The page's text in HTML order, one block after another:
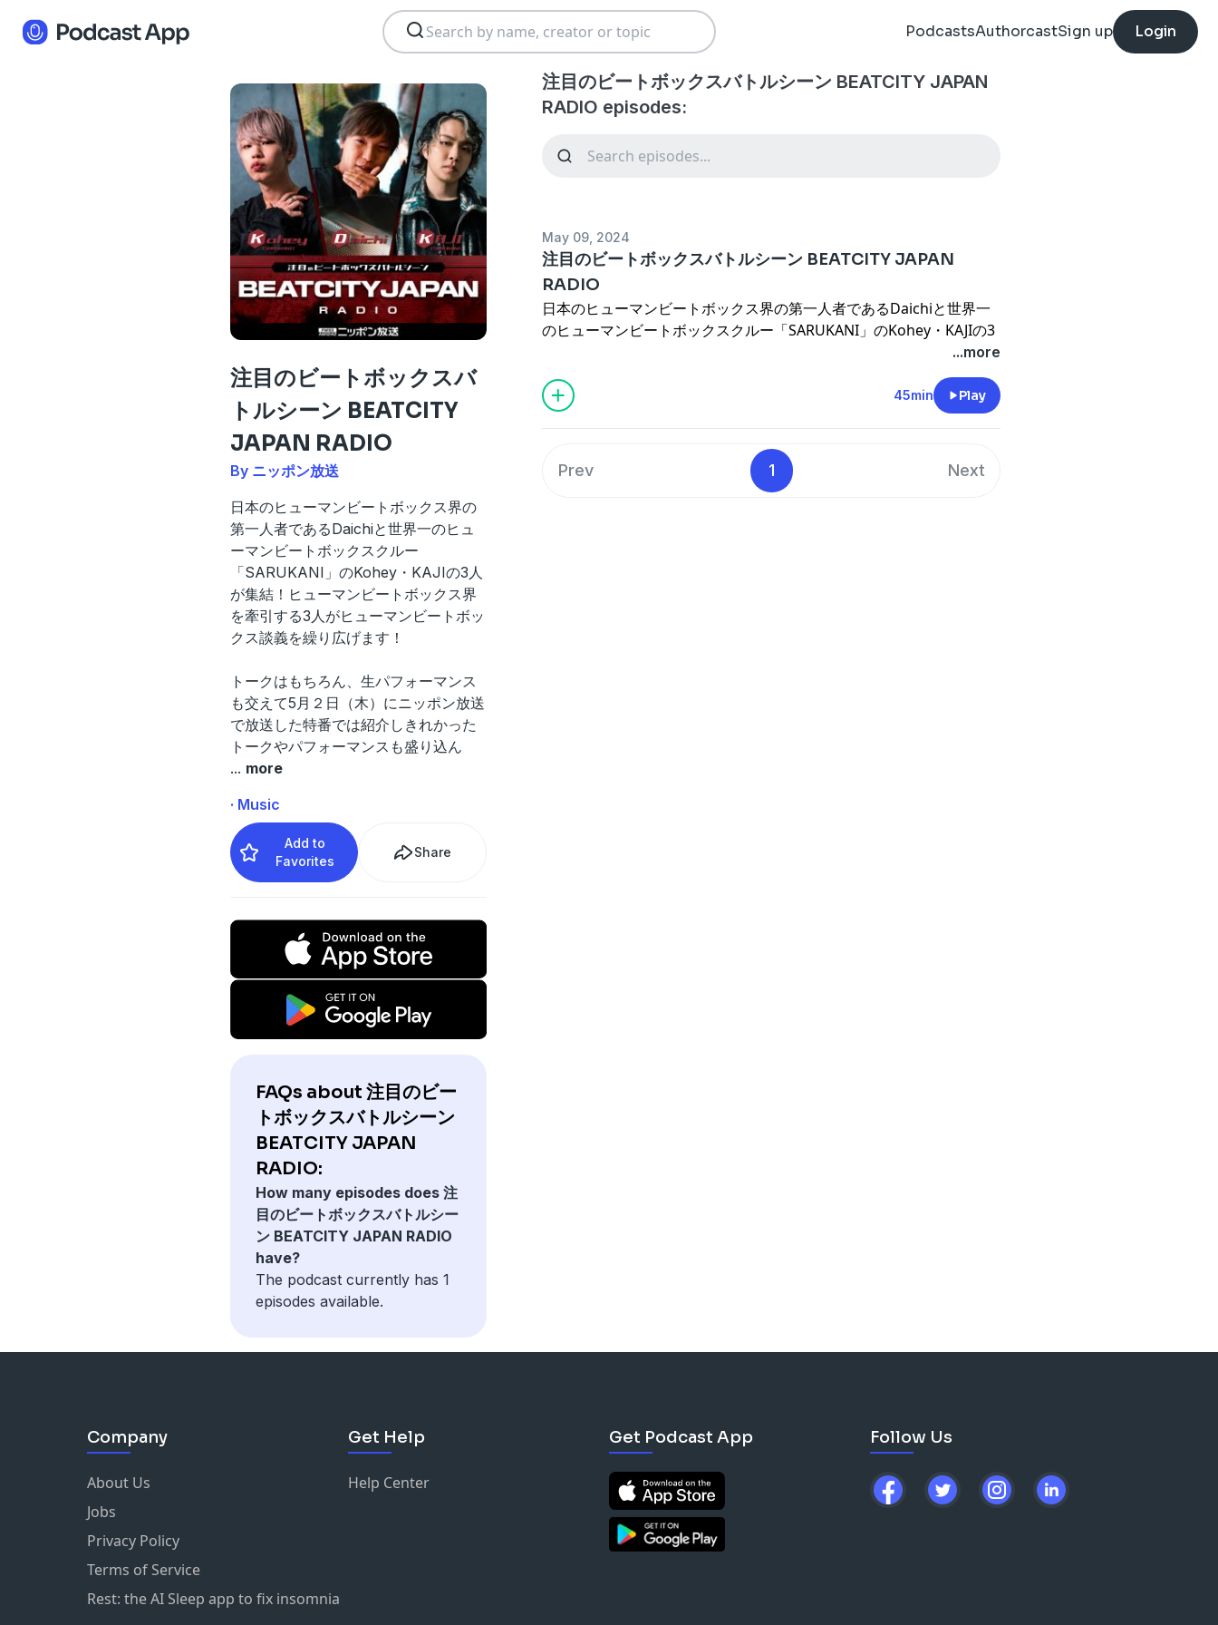
PodcastsAuthorcastSign up Login
注目のビートボックスバ
トルシーン BEATCITY
JAPAN RADIO
By ニッポン放送
日本のヒューマンビートボックス界の
第一人者であるDaichiと世界一のヒュ
ーマンビートボックスクルー
「SARUKANI」のKohey・KAJIの3人
が集結！ヒューマンビートボックス界
を牽引する3人がヒューマンビートボッ
クス談義を繰り広げます！
トークはもちろん、生パフォーマンス
も交えて5月２日（木）にニッポン放送
で放送した特番では紹介しきれかった
トークやパフォーマンスも盛り込ん
... more
· Music
Add to
Favorites
Share
FAQs about 注目のビー
トボックスバトルシーン
BEATCITY JAPAN
RADIO:
How many episodes does 注
目のビートボックスバトルシー
ン BEATCITY JAPAN RADIO
have?
The podcast currently has 1
episodes available.
注目のビートボックスバトルシーン BEATCITY JAPAN
RADIO episodes:
May 09, 2024
注目のビートボックスバトルシーン BEATCITY JAPAN
RADIO
日本のヒューマンビートボックス界の第一人者であるDaichiと世界一
のヒューマンビートボックスクルー「SARUKANI」のKohey・KAJIの3
ヒューマンビートボックス界を牽引する3人がヒューマンビートボック
ス談義を繰り広げます！
トークはもちろん、生パフォーマンスも交えて5月２日（木）にニッポ
も盛り込んだ完全版です！
■パーソナリティ
...more
45min Play
Prev 1 Next
Company
About Us
Jobs
Privacy Policy
Terms of Service
Rest: the AI Sleep app to fix insomnia
Get Help
Help Center
Get Podcast App Follow Us